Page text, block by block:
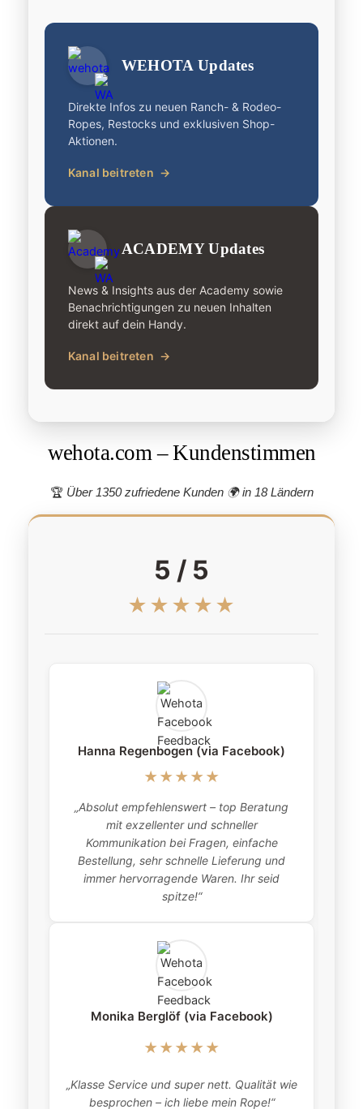
WEHOTA Updates
Direkte Infos zu neuen Ranch- & Rodeo-
Ropes, Restocks und exklusiven Shop-
Aktionen.
Kanal beitreten →
ACADEMY Updates
News & Insights aus der Academy sowie
Benachrichtigungen zu neuen Inhalten
direkt auf dein Handy.
Kanal beitreten →
wehota.com – Kundenstimmen
🏆 Über 1350 zufriedene Kunden 🌍 in 18 Ländern
5 / 5
★★★★★
Hanna Regenbogen (via Facebook)
★★★★★
„Absolut empfehlenswert – top Beratung
mit exzellenter und schneller
Kommunikation bei Fragen, einfache
Bestellung, sehr schnelle Lieferung und
immer hervorragende Waren. Ihr seid
spitze!“
Monika Berglöf (via Facebook)
★★★★★
„Klasse Service und super nett. Qualität wie
besprochen – ich liebe mein Rope!“